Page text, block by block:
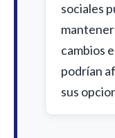
sociales
cambios
podrían
sus